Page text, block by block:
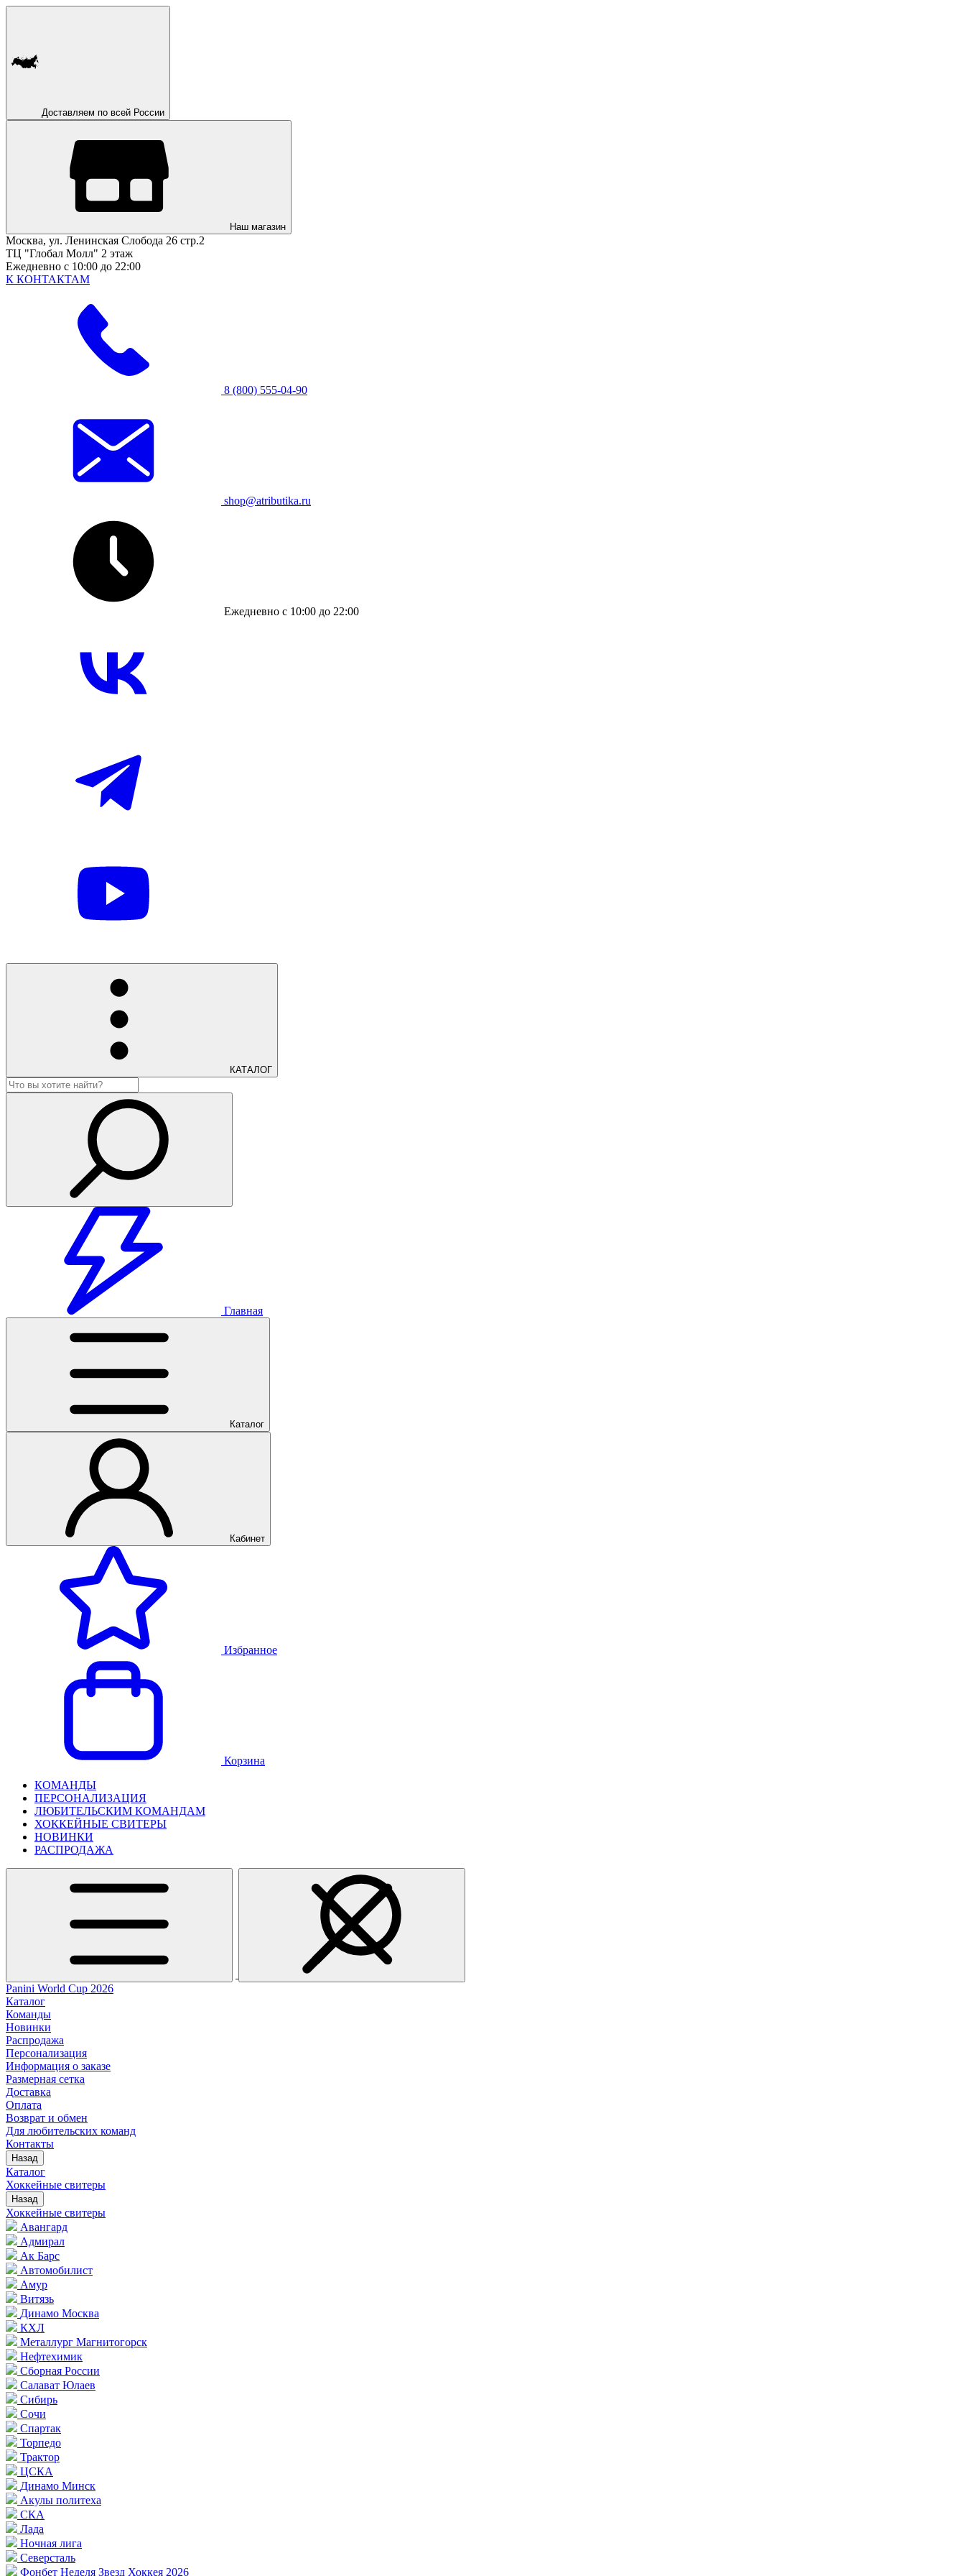
Доставляем по всей России
Наш магазин
Москва, ул. Ленинская Слобода 26 стр.2
ТЦ "Глобал Молл" 2 этаж
Ежедневно с 10:00 до 22:00
К КОНТАКТАМ
8 (800) 555-04-90
shop@atributika.ru
Ежедневно с 10:00 до 22:00
КАТАЛОГ
Главная
Каталог
Кабинет
Избранное
Корзина
КОМАНДЫ
ПЕРСОНАЛИЗАЦИЯ
ЛЮБИТЕЛЬСКИМ КОМАНДАМ
ХОККЕЙНЫЕ СВИТЕРЫ
НОВИНКИ
РАСПРОДАЖА
Panini World Cup 2026
Каталог
Команды
Новинки
Распродажа
Персонализация
Информация о заказе
Размерная сетка
Доставка
Оплата
Возврат и обмен
Для любительских команд
Контакты
Назад
Каталог
Хоккейные свитеры
Назад
Хоккейные свитеры
Авангард
Адмирал
Ак Барс
Автомобилист
Амур
Витязь
Динамо Москва
КХЛ
Металлург Магнитогорск
Нефтехимик
Сборная России
Салават Юлаев
Сибирь
Сочи
Спартак
Торпедо
Трактор
ЦСКА
Динамо Минск
Акулы политеха
СКА
Лада
Ночная лига
Северсталь
Фонбет Неделя Звезд Хоккея 2026